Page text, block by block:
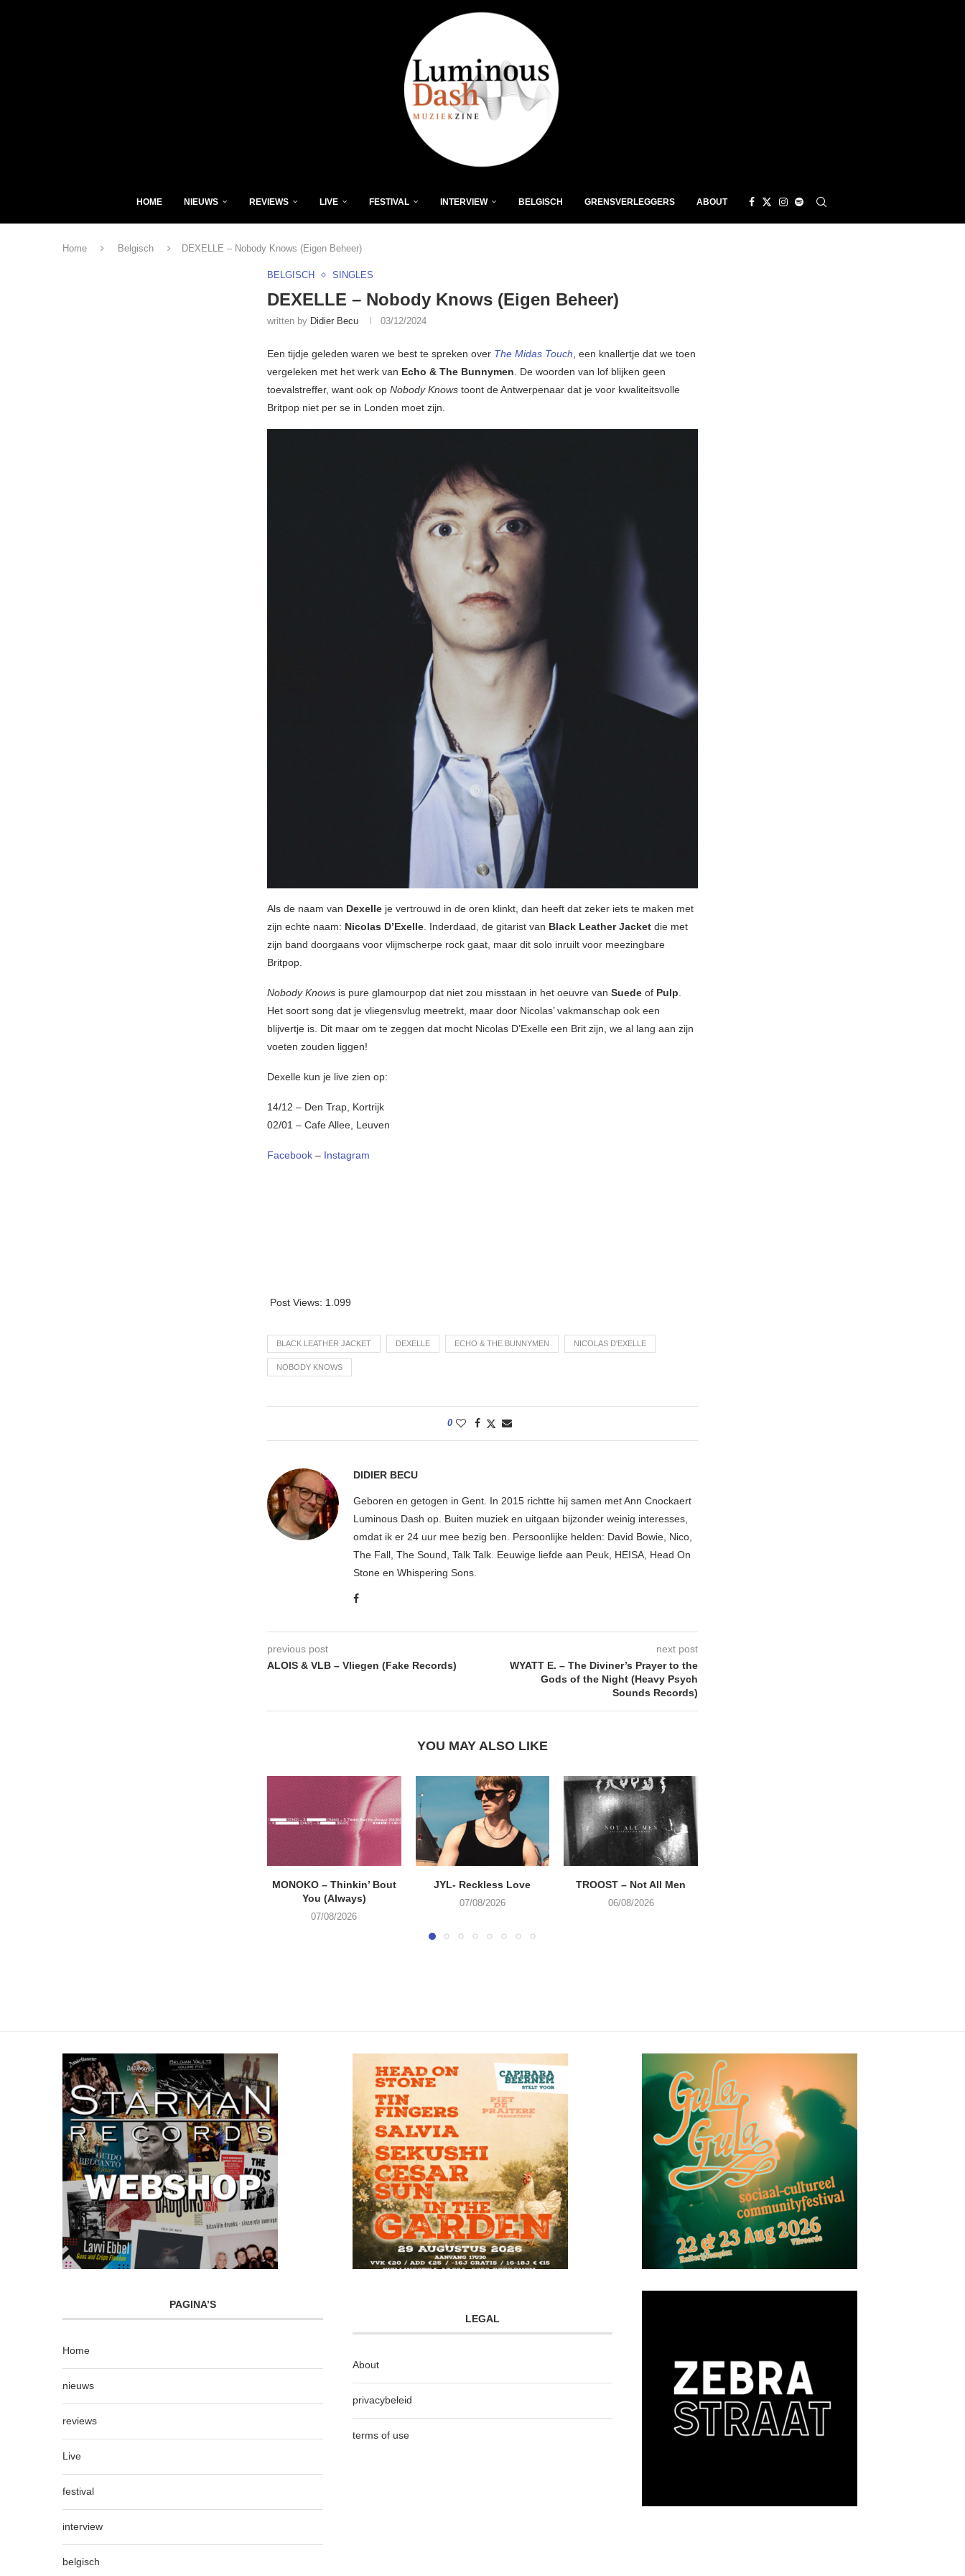
HOME NIEUWS REVIEWS LIVE FESTIVAL INTERVIEW BELGISCH GRENSVERLEGGERS ABOUT
Home Belgisch DEXELLE – Nobody Knows (Eigen Beheer)
BELGISCH SINGLES
DEXELLE – Nobody Knows (Eigen Beheer)
written by Didier Becu 03/12/2024
Een tijdje geleden waren we best te spreken over The Midas Touch, een knallertje dat we toen
vergeleken met het werk van Echo & The Bunnymen. De woorden van lof blijken geen
toevalstreffer, want ook op Nobody Knows toont de Antwerpenaar dat je voor kwaliteitsvolle
Britpop niet per se in Londen moet zijn.
Als de naam van Dexelle je vertrouwd in de oren klinkt, dan heeft dat zeker iets te maken met
zijn echte naam: Nicolas D’Exelle. Inderdaad, de gitarist van Black Leather Jacket die met
zijn band doorgaans voor vlijmscherpe rock gaat, maar dit solo inruilt voor meezingbare
Britpop.
Nobody Knows is pure glamourpop dat niet zou misstaan in het oeuvre van Suede of Pulp.
Het soort song dat je vliegensvlug meetrekt, maar door Nicolas’ vakmanschap ook een
blijvertje is. Dit maar om te zeggen dat mocht Nicolas D’Exelle een Brit zijn, we al lang aan zijn
voeten zouden liggen!
Dexelle kun je live zien op:
14/12 – Den Trap, Kortrijk
02/01 – Cafe Allee, Leuven
Facebook – Instagram
Post Views: 1.099
BLACK LEATHER JACKET DEXELLE ECHO & THE BUNNYMEN NICOLAS D'EXELLE
NOBODY KNOWS
0
DIDIER BECU
Geboren en getogen in Gent. In 2015 richtte hij samen met Ann Cnockaert
Luminous Dash op. Buiten muziek en uitgaan bijzonder weinig interesses,
omdat ik er 24 uur mee bezig ben. Persoonlijke helden: David Bowie, Nico,
The Fall, The Sound, Talk Talk. Eeuwige liefde aan Peuk, HEISA, Head On
Stone en Whispering Sons.
previous post
ALOIS & VLB – Vliegen (Fake Records)
next post
WYATT E. – The Diviner’s Prayer to the
Gods of the Night (Heavy Psych
Sounds Records)
YOU MAY ALSO LIKE
MONOKO – Thinkin’ Bout
You (Always)
07/08/2026
JYL- Reckless Love
07/08/2026
TROOST – Not All Men
06/08/2026
PAGINA’S
Home
nieuws
reviews
Live
festival
interview
belgisch
LEGAL
About
privacybeleid
terms of use